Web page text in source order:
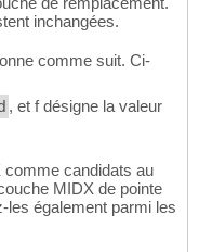
inchangées.
comme suit. Ci-
, et f désigne la valeur
comme candidats au
MIDX de pointe
les également parmi les